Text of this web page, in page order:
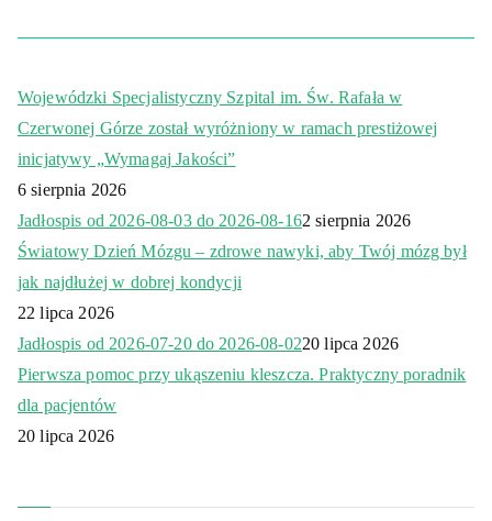
Wojewódzki Specjalistyczny Szpital im. Św. Rafała w
Czerwonej Górze został wyróżniony w ramach prestiżowej
inicjatywy „Wymagaj Jakości”
6 sierpnia 2026
Jadłospis od 2026-08-03 do 2026-08-162 sierpnia 2026
Światowy Dzień Mózgu – zdrowe nawyki, aby Twój mózg był
jak najdłużej w dobrej kondycji
22 lipca 2026
Jadłospis od 2026-07-20 do 2026-08-0220 lipca 2026
Pierwsza pomoc przy ukąszeniu kleszcza. Praktyczny poradnik
dla pacjentów
20 lipca 2026